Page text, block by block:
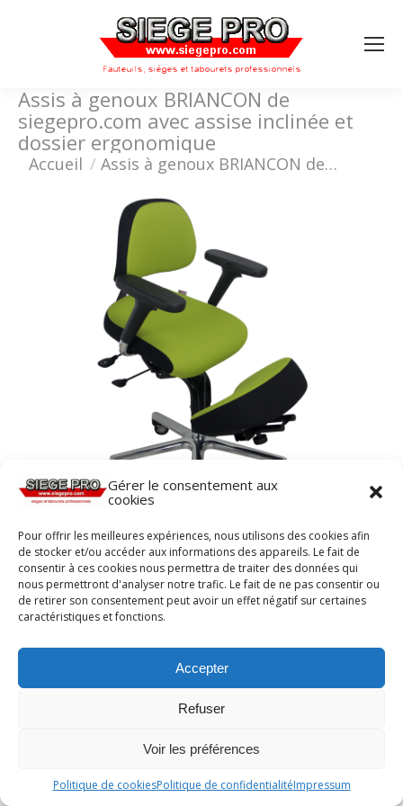
Gérer le consentement aux
cookies
Pour offrir les meilleures expériences, nous utilisons des cookies afin
de stocker et/ou accéder aux informations des appareils. Le fait de
consentir à ces cookies nous permettra de traiter des données qui
nous permettront d'analyser notre trafic. Le fait de ne pas consentir ou
de retirer son consentement peut avoir un effet négatif sur certaines
caractéristiques et fonctions.
Accepter
Refuser
Voir les préférences
Politique de cookiesPolitique de confidentialitéImpressum
Assis à genoux BRIANCON de
siegepro.com avec assise inclinée et
dossier ergonomique
Vous êtes ici :
Accueil Assis à genoux BRIANCON de…
Assis à genoux BRIANCON de siegepro.com avec
assise inclinée et dossier ergonomique